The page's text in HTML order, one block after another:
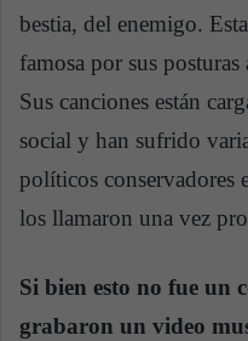
bestia, del enemigo.
famosa por sus
Sus canciones están
social y han sufrido
políticos conservadores
los llamaron una vez
Si bien esto no fue un
grabaron un video